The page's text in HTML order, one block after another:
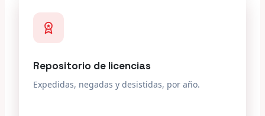
Repositorio de licencias
Expedidas, negadas y desistidas, por año.